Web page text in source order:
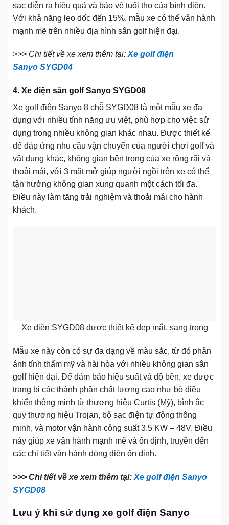
sạc diễn ra hiệu quả và bảo vệ tuổi thọ của bình điện.
Với khả năng leo dốc đến 15%, mẫu xe có thể vận hành
mạnh mẽ trên nhiều địa hình sân golf hiện đại.
>>> Chi tiết về xe xem thêm tại: Xe golf điện
Sanyo SYGD04
4. Xe điện sân golf Sanyo SYGD08
Xe golf điện Sanyo 8 chỗ SYGD08 là một mẫu xe đa
dụng với nhiều tính năng ưu việt, phù hợp cho việc sử
dụng trong nhiều không gian khác nhau. Được thiết kế
để đáp ứng nhu cầu vận chuyển của người chơi golf và
vật dụng khác, không gian bên trong của xe rộng rãi và
thoải mái, với 3 mặt mở giúp người ngồi trên xe có thể
tận hưởng không gian xung quanh một cách tối đa.
Điều này làm tăng trải nghiệm và thoải mái cho hành
khách.
Xe điện SYGD08 được thiết kế đẹp mắt, sang trọng
Mẫu xe này còn có sự đa dạng về màu sắc, từ đó phản
ánh tính thẩm mỹ và hài hòa với nhiều không gian sân
golf hiện đại. Để đảm bảo hiệu suất và độ bền, xe được
trang bị các thành phần chất lượng cao như bộ điều
khiển thông minh từ thương hiệu Curtis (Mỹ), bình ắc
quy thương hiệu Trojan, bộ sạc điện tự động thông
minh, và motor vận hành công suất 3.5 KW – 48V. Điều
này giúp xe vận hành mạnh mẽ và ổn định, truyền đến
các chi tiết vận hành dòng điện ổn định.
>>> Chi tiết về xe xem thêm tại: Xe golf điện Sanyo
SYGD08
Lưu ý khi sử dụng xe golf điện Sanyo